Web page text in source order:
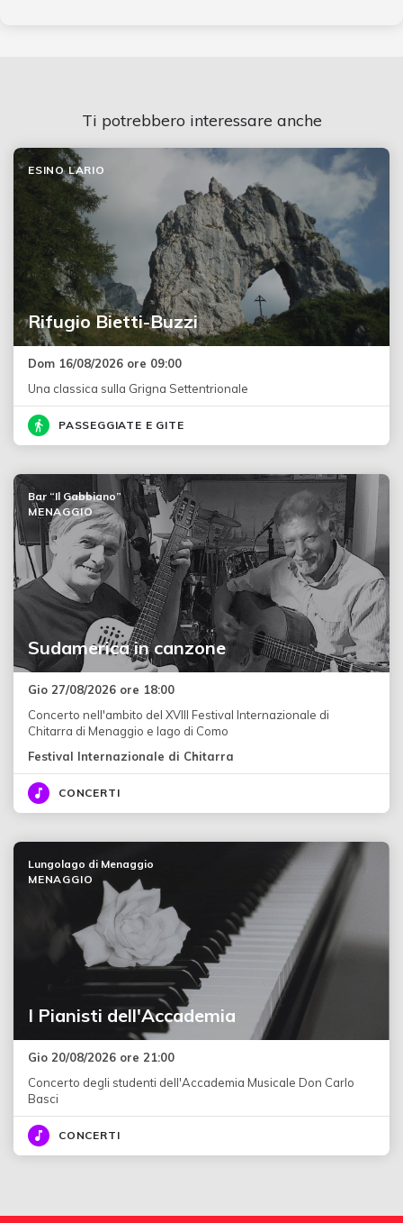
Ti potrebbero interessare anche
Rifugio Bietti-Buzzi
ESINO LARIO
Dom 16/08/2026 ore 09:00
Una classica sulla Grigna Settentrionale
PASSEGGIATE E GITE
Sudamerica in canzone
Bar “Il Gabbiano”
MENAGGIO
Gio 27/08/2026 ore 18:00
Concerto nell'ambito del XVIII Festival Internazionale di
Chitarra di Menaggio e lago di Como
Festival Internazionale di Chitarra
CONCERTI
I Pianisti dell'Accademia
Lungolago di Menaggio
MENAGGIO
Gio 20/08/2026 ore 21:00
Concerto degli studenti dell'Accademia Musicale Don Carlo
Basci
CONCERTI